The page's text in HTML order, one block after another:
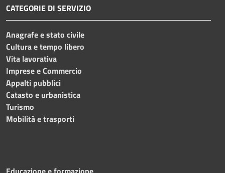
CATEGORIE DI SERVIZIO
Anagrafe e stato civile
Cultura e tempo libero
Vita lavorativa
Imprese e Commercio
Appalti pubblici
Catasto e urbanistica
Turismo
Mobilità e trasporti